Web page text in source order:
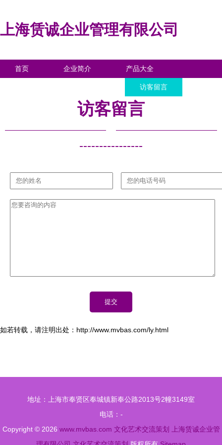
上海赁诚企业管理有限公司
首页 企业简介 产品大全
访客留言
访客留言
----------------
如若转载，请注明出处：http://www.mvbas.com/ly.html
地址：上海市奉贤区奉城镇新奉公路2013号2幢3149室
电话：-
Copyright © 2026 www.mvbas.com 文化艺术交流策划
上海赁诚企业管